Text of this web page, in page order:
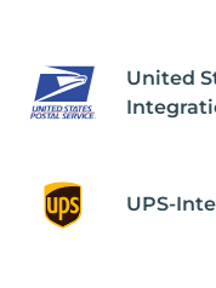
United
UPS-